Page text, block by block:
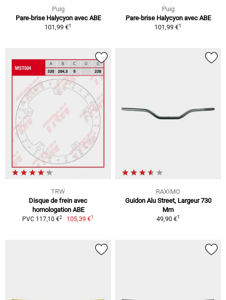
Puig
Pare-brise Halycyon avec ABE
101,99 €1
Puig
Pare-brise Halycyon avec ABE
101,99 €1
TRW
Disque de frein avec
homologation ABE
PVC 117,10 €2 105,39 €1
RAXIMO
Guidon Alu Street, Largeur 730
Mm
49,90 €1